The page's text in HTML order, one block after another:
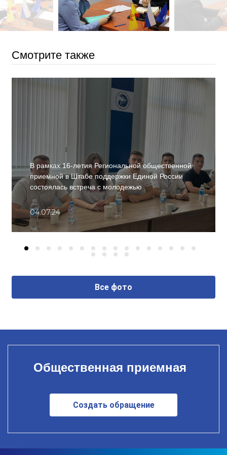
Смотрите также
В рамках 16-летия Региональной общественной
приемной в Штабе поддержки Единой России
состоялась встреча с молодежью
04.07.24
Все фото
Общественная приемная
Создать обращение